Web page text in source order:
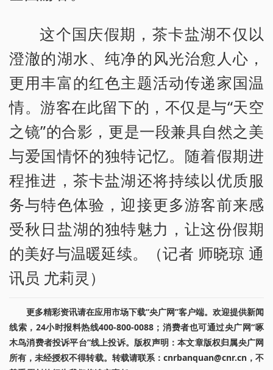
这个国庆假期，茶卡盐湖不仅以
澄澈的湖水、纯净的风光治愈人心，
更用丰富的红色主题活动传递家国温
情。游客在此留下的，不仅是与“天空
之镜”的合影，更是一段兼具自然之美
与爱国情怀的独特记忆。随着假期进
程推进，茶卡盐湖还将持续以优质服
务与特色体验，迎接更多游客前来感
受秋日盐湖的独特魅力，让这份假期
的美好与温暖延续。（记者 师晓琼 通
讯员 尤莉灵）
更多精彩资讯请在应用市场下载“央广网”客户端。欢迎提供新闻
线索，24小时报料热线400-800-0088；消费者也可通过央广网“啄
木鸟消费者投诉平台”线上投诉。版权声明：本文章版权归属央广网
所有，未经授权不得转载。转载请联系：cnrbanquan@cnr.cn，不